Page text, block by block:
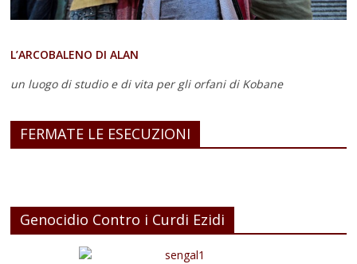
L’ARCOBALENO DI ALAN
un luogo di studio e di vita per gli orfani di Kobane
FERMATE LE ESECUZIONI
Genocidio Contro i Curdi Ezidi